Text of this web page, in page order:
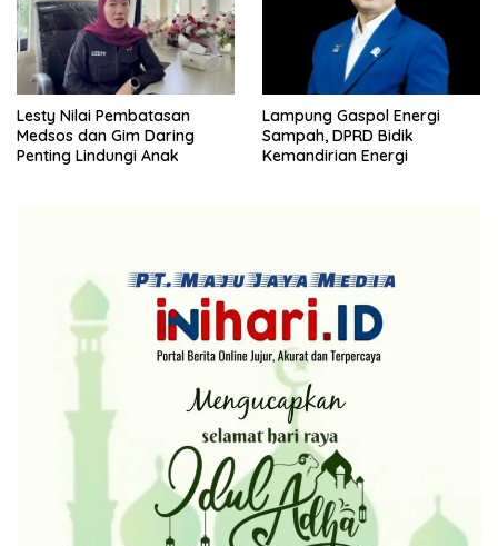
Lesty Nilai Pembatasan
Medsos dan Gim Daring
Penting Lindungi Anak
Lampung Gaspol Energi
Sampah, DPRD Bidik
Kemandirian Energi